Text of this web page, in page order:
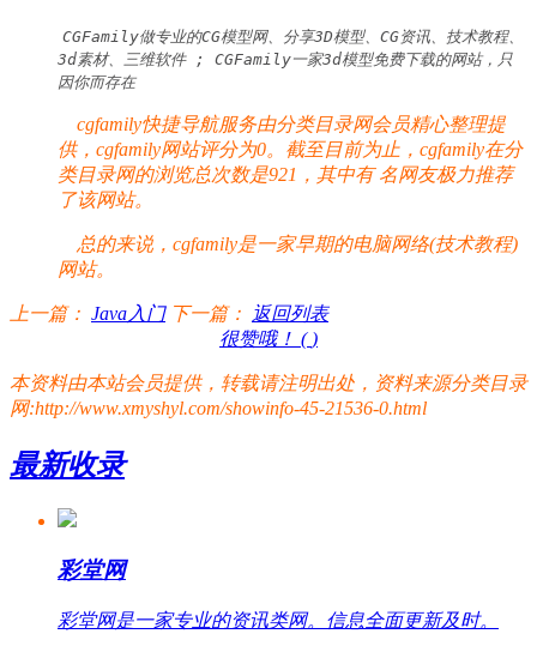
CGFamily做专业的CG模型网、分享3D模型、CG资讯、技术教程、
3d素材、三维软件 ; CGFamily一家3d模型免费下载的网站，只
因你而存在
cgfamily快捷导航服务由分类目录网会员精心整理提
供，cgfamily网站评分为0。截至目前为止，cgfamily在分
类目录网的浏览总次数是921，其中有名网友极力推荐
了该网站。
总的来说，cgfamily是一家早期的电脑网络(技术教程)
网站。
上一篇： Java入门 下一篇：
返回列表
很赞哦！ ( )
本资料由本站会员提供，转载请注明出处，资料来源分类目录
网:http://www.xmyshyl.com/showinfo-45-21536-0.html
最新收录
彩堂网
彩堂网是一家专业的资讯类网。信息全面更新及时。